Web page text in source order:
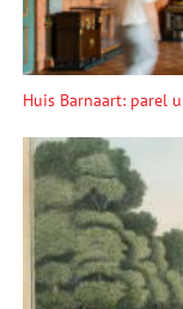
Huis Barnaart: parel